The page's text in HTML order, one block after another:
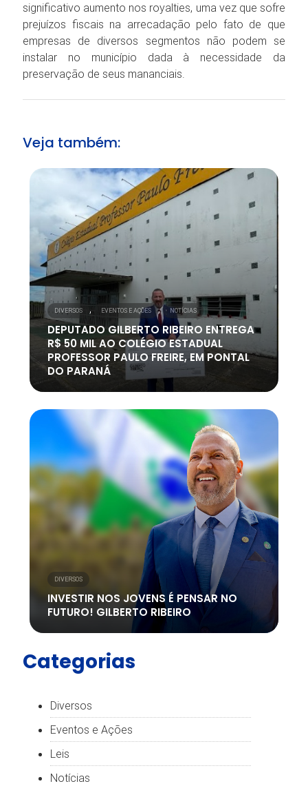
significativo aumento nos royalties, uma vez que sofre
prejuízos fiscais na arrecadação pelo fato de que
empresas de diversos segmentos não podem se
instalar no município dada à necessidade da
preservação de seus mananciais.
Veja também:
DIVERSOS , EVENTOS E AÇÕES , NOTÍCIAS
DEPUTADO GILBERTO RIBEIRO ENTREGA
R$ 50 MIL AO COLÉGIO ESTADUAL
PROFESSOR PAULO FREIRE, EM PONTAL
DO PARANÁ
DIVERSOS
INVESTIR NOS JOVENS É PENSAR NO
FUTURO! GILBERTO RIBEIRO
Categorias
Diversos
Eventos e Ações
Leis
Notícias